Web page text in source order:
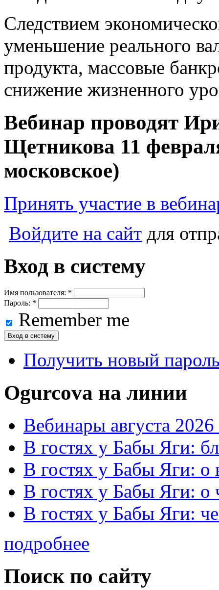
Следствием
уменьшение реального
продукта, массовые
снижение жизненного
Вебинар проводят
Щетникова 11
московское)
Принять участие в
Войдите на сайт для
Вход в систему
Имя пользователя: *
Пароль: *
Remember me
Получить новый
Ogurcova на линии
Вебинары августа 2026
В гостях у Бабы Яги:
В гостях у Бабы Яги:
В гостях у Бабы Яги: о
В гостях у Бабы Яги:
подробнее
Поиск по сайту